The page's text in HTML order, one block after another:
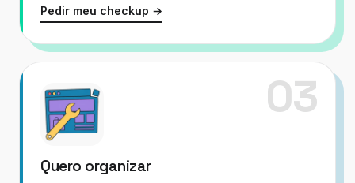
Pedir meu checkup →
03
Quero organizar